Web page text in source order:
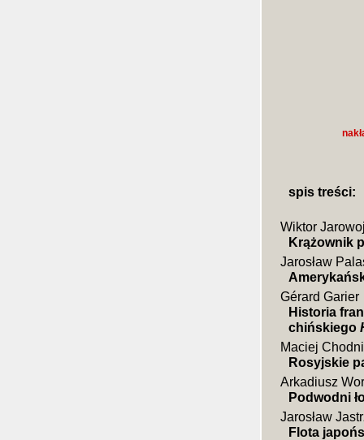
spis treści:
Wiktor
Krążownik
Jarosław
Gérard Garier
Historia
chińskiego
Maciej
Rosyjskie
Arkadiusz
Podwodni
Jarosław
Flota